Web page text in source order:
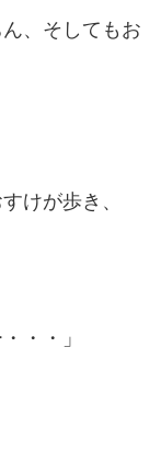
、そしてもお
けが歩き、
・・」